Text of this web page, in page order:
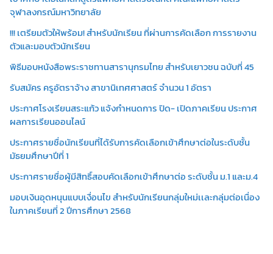
จุฬาลงกรณ์มหาวิทยาลัย
!!! เตรียมตัวให้พร้อม! สำหรับนักเรียน ที่ผ่านการคัดเลือก การรายงาน
ตัวและมอบตัวนักเรียน
พิธีมอบหนังสือพระราชทานสารานุกรมไทย สำหรับเยาวชน ฉบับที่ 45
รับสมัคร ครูอัตราจ้าง สาขานิเทศศาสตร์ จำนวน 1 อัตรา
ประกาศโรงเรียนสระแก้ว แจ้งกำหนดการ ปิด- เปิดภาคเรียน ประกาศ
ผลการเรียนออนไลน์
ประกาศรายชื่อนักเรียนที่ได้รับการคัดเลือกเข้าศึกษาต่อในระดับชั้น
มัธยมศึกษาปีที่ 1
ประกาศรายชื่อผู้มีสิทธิ์สอบคัดเลือกเข้าศึกษาต่อ ระดับชั้น ม.1 และม.4
มอบเงินอุดหนุนแบบเงื่อนไข สำหรับนักเรียนกลุ่มใหม่เเละกลุ่มต่อเนื่อง
ในภาคเรียนที่ 2 ปีการศึกษา 2568